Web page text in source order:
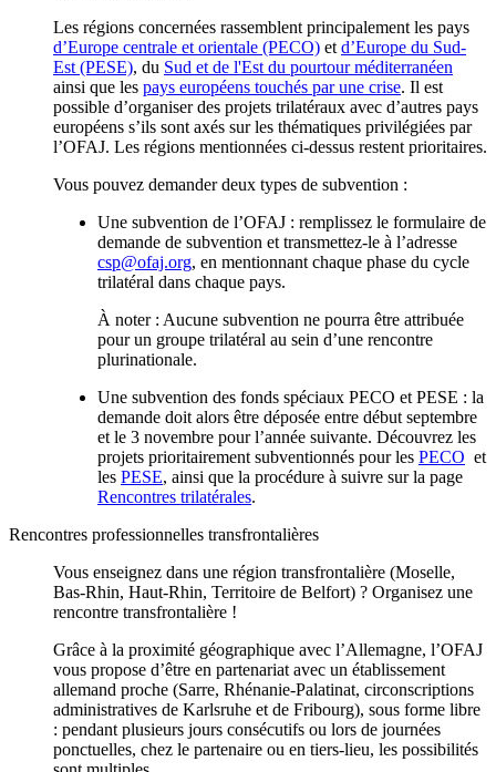
Les régions concernées rassemblent principalement les pays
d’Europe centrale et orientale (PECO) et d’Europe du Sud-
Est (PESE), du Sud et de l'Est du pourtour méditerranéen
ainsi que les pays européens touchés par une crise. Il est
possible d’organiser des projets trilatéraux avec d’autres pays
européens s’ils sont axés sur les thématiques privilégiées par
l’OFAJ. Les régions mentionnées ci-dessus restent prioritaires.
Vous pouvez demander deux types de subvention :
Une subvention de l’OFAJ : remplissez le formulaire de
demande de subvention et transmettez-le à l’adresse
csp@ofaj.org, en mentionnant chaque phase du cycle
trilatéral dans chaque pays.
À noter : Aucune subvention ne pourra être attribuée
pour un groupe trilatéral au sein d’une rencontre
plurinationale.
Une subvention des fonds spéciaux PECO et PESE : la
demande doit alors être déposée entre début septembre
et le 3 novembre pour l’année suivante. Découvrez les
projets prioritairement subventionnés pour les PECO et
les PESE, ainsi que la procédure à suivre sur la page
Rencontres trilatérales.
Rencontres professionnelles transfrontalières
Vous enseignez dans une région transfrontalière (Moselle,
Bas-Rhin, Haut-Rhin, Territoire de Belfort) ? Organisez une
rencontre transfrontalière !
Grâce à la proximité géographique avec l’Allemagne, l’OFAJ
vous propose d’être en partenariat avec un établissement
allemand proche (Sarre, Rhénanie-Palatinat, circonscriptions
administratives de Karlsruhe et de Fribourg), sous forme libre
: pendant plusieurs jours consécutifs ou lors de journées
ponctuelles, chez le partenaire ou en tiers-lieu, les possibilités